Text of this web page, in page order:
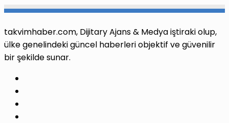
takvimhaber.com, Dijitary Ajans & Medya iştiraki olup,
ülke genelindeki güncel haberleri objektif ve güvenilir
bir şekilde sunar.